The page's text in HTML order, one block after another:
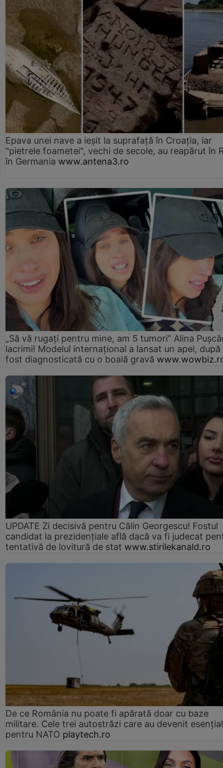
Epava unei nave a ieșit la suprafață în Croația, iar
"pietrele foametei", vechi de secole, au reapărut în
în Germania www.antena3.ro
„Să vă rugați pentru mine, am 5 tumori” Alina
lacrimi! Modelul internațional a lansat un apel, după
fost diagnosticată cu o boală gravă
UPDATE Zi decisivă pentru Călin Georgescu! Fostul
candidat la prezidențiale află dacă va fi judecat
tentativă de lovitură de stat www.stirilekanald.ro
De ce România nu poate fi apărată doar cu baze
militare. Cele trei autostrăzi care au devenit
pentru NATO playtech.ro